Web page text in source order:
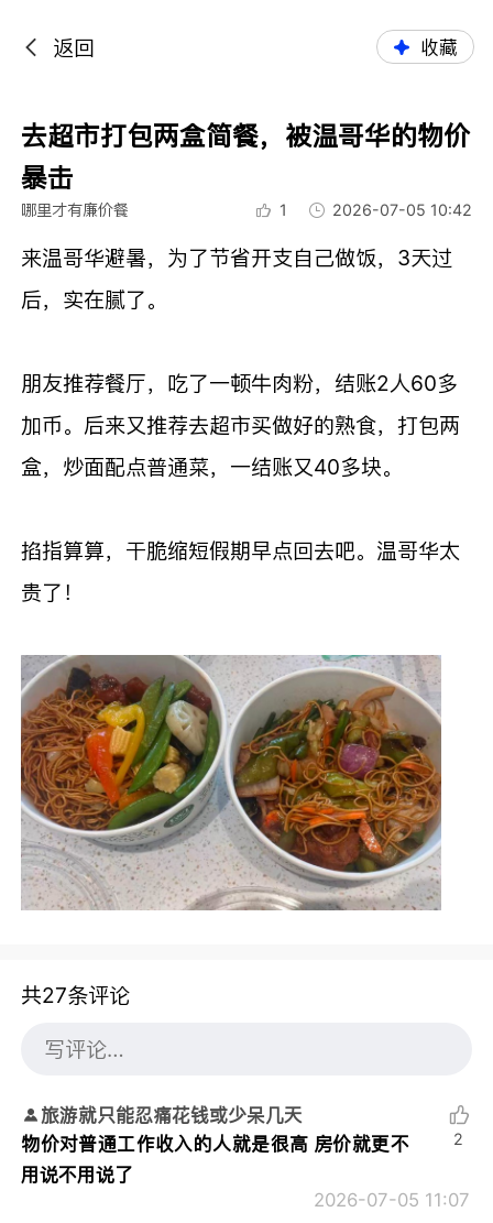
返回 收藏
去超市打包两盒简餐，被温哥华的物价
暴击
哪里才有廉价餐 1 2026-07-05 10:42
来温哥华避暑，为了节省开支自己做饭，3天过
后，实在腻了。
朋友推荐餐厅，吃了一顿牛肉粉，结账2人60多
加币。后来又推荐去超市买做好的熟食，打包两
盒，炒面配点普通菜，一结账又40多块。
掐指算算，干脆缩短假期早点回去吧。温哥华太
贵了！
共27条评论
旅游就只能忍痛花钱或少呆几天
物价对普通工作收入的人就是很高 房价就更不
用说不用说了
2026-07-05 11:07
2